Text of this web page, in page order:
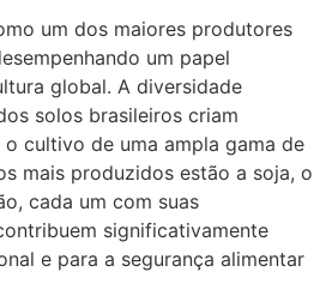
um dos maiores produtores
um papel
global. A diversidade
solos brasileiros criam
cultivo de uma ampla gama de
mais produzidos estão a soja, o
cada um com suas
significativamente
e para a segurança alimentar